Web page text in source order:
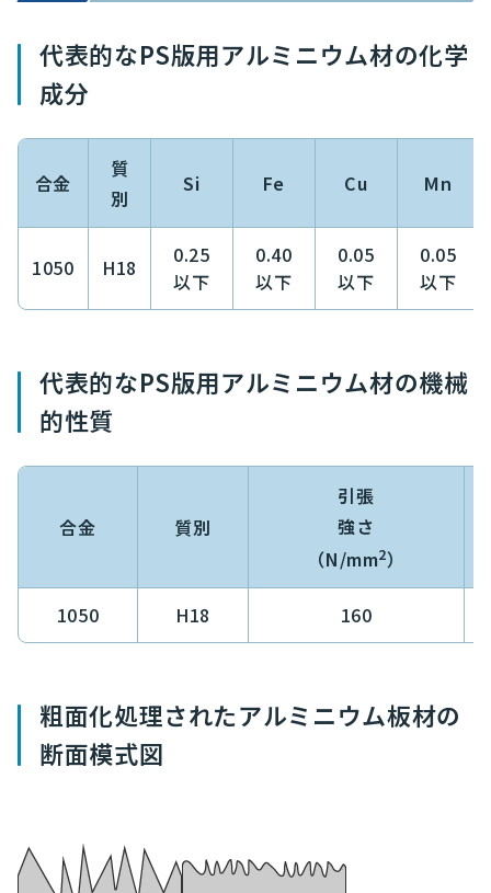
代表的なPS版用アルミニウム材の化学
成分
合金
質
別
Si Fe Cu Mn
1050 H18
0.25
以下
0.40
以下
0.05
以下
0.05
以下
代表的なPS版用アルミニウム材の機械
的性質
合金 質別
引張
強さ
（N/mm2）
1050 H18 160
粗面化処理されたアルミニウム板材の
断面模式図